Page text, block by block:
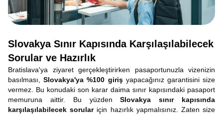
Slovakya Sınır Kapısında Karşılaşılabilecek
Sorular ve Hazırlık
Bratislava'ya ziyaret gerçekleştirirken pasaportunuzla vizenizin
basılması,Slovakya'ya %100 girişyapacağınız garantisini size
vermez. Bu konudaki son karar daima sınır kapısındaki pasaport
memuruna aittir. Bu yüzdenSlovakya sınır kapısında
karşılaşılabilecek sorulariçin hazırlık yapmalısınız. Zaten size